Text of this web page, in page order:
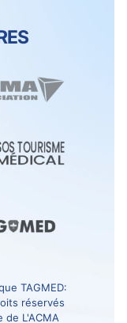
TAGMED:
réservés
de L'ACMA